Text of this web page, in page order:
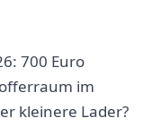
700 Euro
im
kleinere Lader?